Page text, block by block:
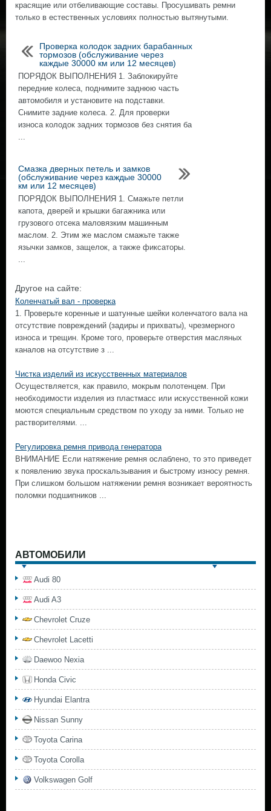
красящие или отбеливающие составы. Просушивать ремни
только в естественных условиях полностью вытянутыми.
Проверка колодок задних барабанных
тормозов (обслуживание через
каждые 30000 км или 12 месяцев)
ПОРЯДОК ВЫПОЛНЕНИЯ 1. Заблокируйте
передние колеса, поднимите заднюю часть
автомобиля и установите на подставки.
Снимите задние колеса. 2. Для проверки
износа колодок задних тормозов без снятия ба
...
Смазка дверных петель и замков
(обслуживание через каждые 30000
км или 12 месяцев)
ПОРЯДОК ВЫПОЛНЕНИЯ 1. Смажьте петли
капота, дверей и крышки багажника или
грузового отсека маловязким машинным
маслом. 2. Этим же маслом смажьте также
язычки замков, защелок, а также фиксаторы.
...
Другое на сайте:
Коленчатый вал - проверка
1. Проверьте коренные и шатунные шейки коленчатого вала на
отсутствие повреждений (задиры и прихваты), чрезмерного
износа и трещин. Кроме того, проверьте отверстия масляных
каналов на отсутствие з ...
Чистка изделий из искусственных материалов
Осуществляется, как правило, мокрым полотенцем. При
необходимости изделия из пластмасс или искусственной кожи
моются специальным средством по уходу за ними. Только не
растворителями. ...
Регулировка ремня привода генератора
ВНИМАНИЕ Если натяжение ремня ослаблено, то это приведет
к появлению звука проскальзывания и быстрому износу ремня.
При слишком большом натяжении ремня возникает вероятность
поломки подшипников ...
АВТОМОБИЛИ
Audi 80
Audi A3
Chevrolet Cruze
Chevrolet Lacetti
Daewoo Nexia
Honda Civic
Hyundai Elantra
Nissan Sunny
Toyota Carina
Toyota Corolla
Volkswagen Golf